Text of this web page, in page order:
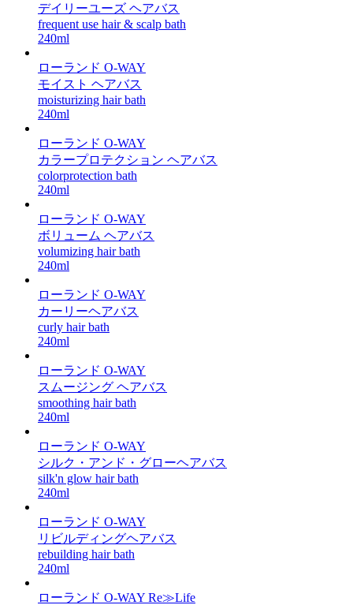
デイリーユーズ ヘアバス
frequent use hair & scalp bath
240ml
ローランド O-WAY
モイスト ヘアバス
moisturizing hair bath
240ml
ローランド O-WAY
カラープロテクション ヘアバス
colorprotection bath
240ml
ローランド O-WAY
ボリューム ヘアバス
volumizing hair bath
240ml
ローランド O-WAY
カーリーヘアバス
curly hair bath
240ml
ローランド O-WAY
スムージング ヘアバス
smoothing hair bath
240ml
ローランド O-WAY
シルク・アンド・グローヘアバス
silk'n glow hair bath
240ml
ローランド O-WAY
リビルディングヘアバス
rebuilding hair bath
240ml
ローランド O-WAY Re≫Life